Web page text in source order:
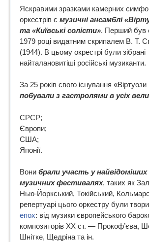
Яскравими зразками камерних
оркестрів є музичні ансамблі
та «Київські солісти». Перший був
1979 році видатним скрипалем В. Т.
(1944). В цьому окрестрі були зібрані
найталановитіші російські музиканти.
За 25 років свого існування
побували з гастролями в усіх
СРСР;
Європи;
США;
Японії.
Вони брали участь у
музичних фестивалях, таких як
Нью-Йоркський, Токійський,
репертуарі цього оркестру були твори
епох: від музики європейського
композиторів XX ст. — Прокоф’єва,
Шнітке, Щедріна та ін.